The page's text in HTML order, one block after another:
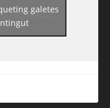
guiadereus/
galetes